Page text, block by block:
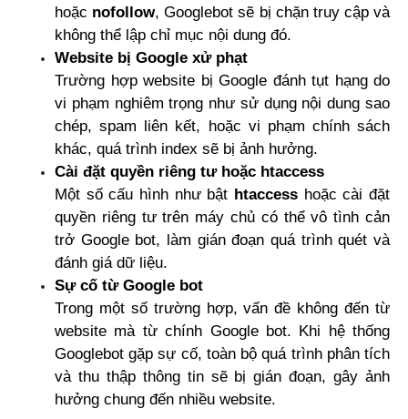
hoặc nofollow, Googlebot sẽ bị chặn truy cập và
không thể lập chỉ mục nội dung đó.
Website bị Google xử phạt
Trường hợp website bị Google đánh tụt hạng do
vi phạm nghiêm trọng như sử dụng nội dung sao
chép, spam liên kết, hoặc vi phạm chính sách
khác, quá trình index sẽ bị ảnh hưởng.
Cài đặt quyền riêng tư hoặc htaccess
Một số cấu hình như bật htaccess hoặc cài đặt
quyền riêng tư trên máy chủ có thể vô tình cản
trở Google bot, làm gián đoạn quá trình quét và
đánh giá dữ liệu.
Sự cố từ Google bot
Trong một số trường hợp, vấn đề không đến từ
website mà từ chính Google bot. Khi hệ thống
Googlebot gặp sự cố, toàn bộ quá trình phân tích
và thu thập thông tin sẽ bị gián đoạn, gây ảnh
hưởng chung đến nhiều website.